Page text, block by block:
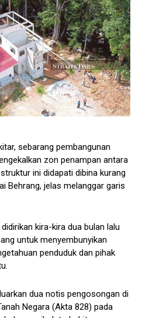
sebarang pembangunan
zon penampan antara
ini didapati dibina kurang
Behrang, jelas melanggar garis
kira-kira dua bulan lalu
untuk menyembunyikan
penduduk dan pihak
dua notis pengosongan di
Negara (Akta 828) pada